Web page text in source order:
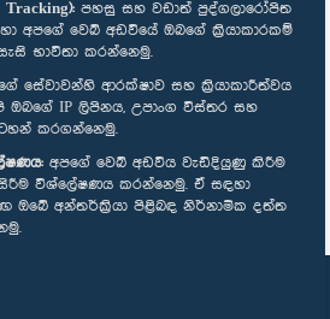
පහසු සහ වඩාත් පුද්ගලාරෝපිත
අපගේ වෙබ් අඩවියේ ඔබගේ ක්‍රියාකාරකම්
භාවිතා කරන්නෙමු.
සේවාවන්හි ආරක්ෂාව සහ ක්‍රියාකාරීත්වය
IP ලිපිනය, උපාංග විස්තර සහ
කරගන්නෙමු.
අපගේ වෙබ් අඩවිය වැඩිදියුණු කිරීම
විශ්ලේෂණය කරන්නෙමු. ඒ සඳහා
ඔබේ අන්තර්ක්‍රියා පිළිබඳ නිර්නාමික දත්ත
: